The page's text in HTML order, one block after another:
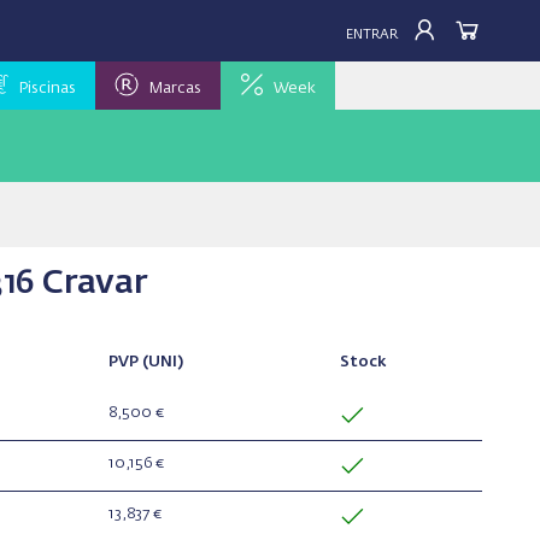
ENTRAR
Piscinas Marcas Week
Cravar
PVP (UNI) Stock
8,500 €
10,156 €
13,837 €